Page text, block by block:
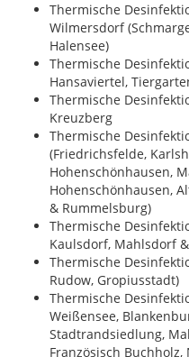
Thermische
Wilmersdorf
Halensee)
Thermische
Hansaviertel,
Thermische
Kreuzberg
Thermische
(Friedrichsfelde,
Hohenschönhausen,
Hohenschönhausen,
& Rummelsburg)
Thermische
Kaulsdorf, Mahlsdorf
Thermische
Rudow, Gropiusstadt)
Thermische
Weißensee,
Stadtrandsiedlung,
Französisch